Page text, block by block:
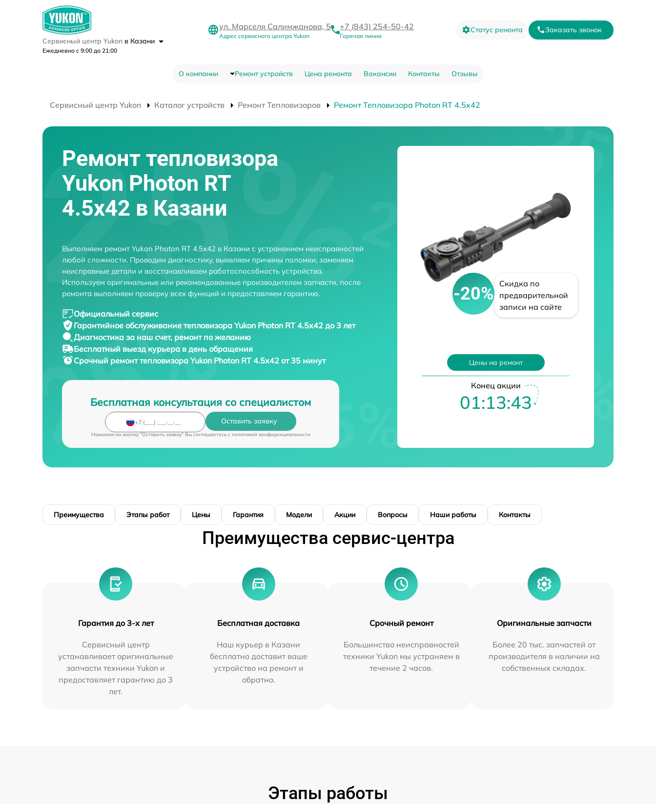
Сервисный центр Yukon в Казани
Ежедневно с 9:00 до 21:00
ул. Марселя Салимжанова, 5
Адрес сервисного центра Yukon
+7 (843) 254-50-42
Горячая линия
Статус ремонта Заказать звонок
О компании Ремонт устройств Цена ремонта Вакансии Контакты Отзывы
Сервисный центр Yukon Каталог устройств Ремонт Тепловизоров Ремонт Тепловизора Photon RT 4.5x42
Ремонт тепловизора
Yukon Photon RT
4.5x42 в Казани
Выполняем ремонт Yukon Photon RT 4.5x42 в Казани с устранением неисправностей
любой сложности. Проводим диагностику, выявляем причины поломки, заменяем
неисправные детали и восстанавливаем работоспособность устройства.
Используем оригинальные или рекомендованные производителем запчасти, после
ремонта выполняем проверку всех функций и предоставляем гарантию.
Официальный сервис
Гарантийное обслуживание тепловизора Yukon Photon RT 4.5x42 до 3 лет
Диагностика за наш счет, ремонт по желанию
Бесплатный выезд курьера в день обращения
Срочный ремонттепловизора Yukon Photon RT 4.5x42 от 35 минут
Бесплатная консультация со специалистом
Оставить заявку
Нажимая на кнопку "Оставить заявку" Вы соглашаетесь c политикой конфиденциальности
-20%
Скидка по
предварительной
записи на сайте
Цены на ремонт
Конец акции
01:13:42
Преимущества Этапы работ Цены Гарантия Модели Акции Вопросы Наши работы Контакты
Преимущества сервис-центра
Гарантия до 3-х лет
Сервисный центр
устанавливает оригинальные
запчасти техники Yukon и
предоставляет гарантию до 3
лет.
Бесплатная доставка
Наш курьер в Казани
бесплатно доставит ваше
устройство на ремонт и
обратно.
Срочный ремонт
Большинство неисправностей
техники Yukon мы устраняем в
течение 2 часов.
Оригинальные запчасти
Более 20 тыс. запчастей от
производителя в наличии на
собственных складах.
Этапы работы